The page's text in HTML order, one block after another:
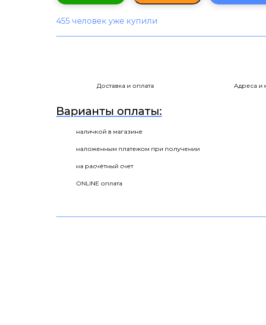
455 человек уже купили
Доставка и оплата Адреса и
Варианты оплаты:
наличкой в магазине
наложенным платежом при получении
на расчётный счет
ONLINE оплата